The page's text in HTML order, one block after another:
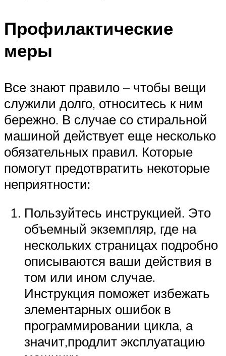
Профилактические
меры
Все знают правило – чтобы вещи
служили долго, относитесь к ним
бережно. В случае со стиральной
машиной действует еще несколько
обязательных правил. Которые
помогут предотвратить некоторые
неприятности:
Пользуйтесь инструкцией. Это
объемный экземпляр, где на
нескольких страницах подробно
описываются ваши действия в
том или ином случае.
Инструкция поможет избежать
элементарных ошибок в
программировании цикла, а
значит,продлит эксплуатацию